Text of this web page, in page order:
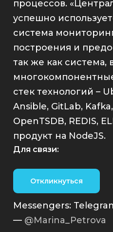
процессов.
успешно
система
построения и
так же как система,
стек технологий –
Ansible, GitLab,
OpenTSDB, REDIS,
продукт на NodeJS.
Для связи:
Откликнуться
Messengers:
— @Marina_Petrova